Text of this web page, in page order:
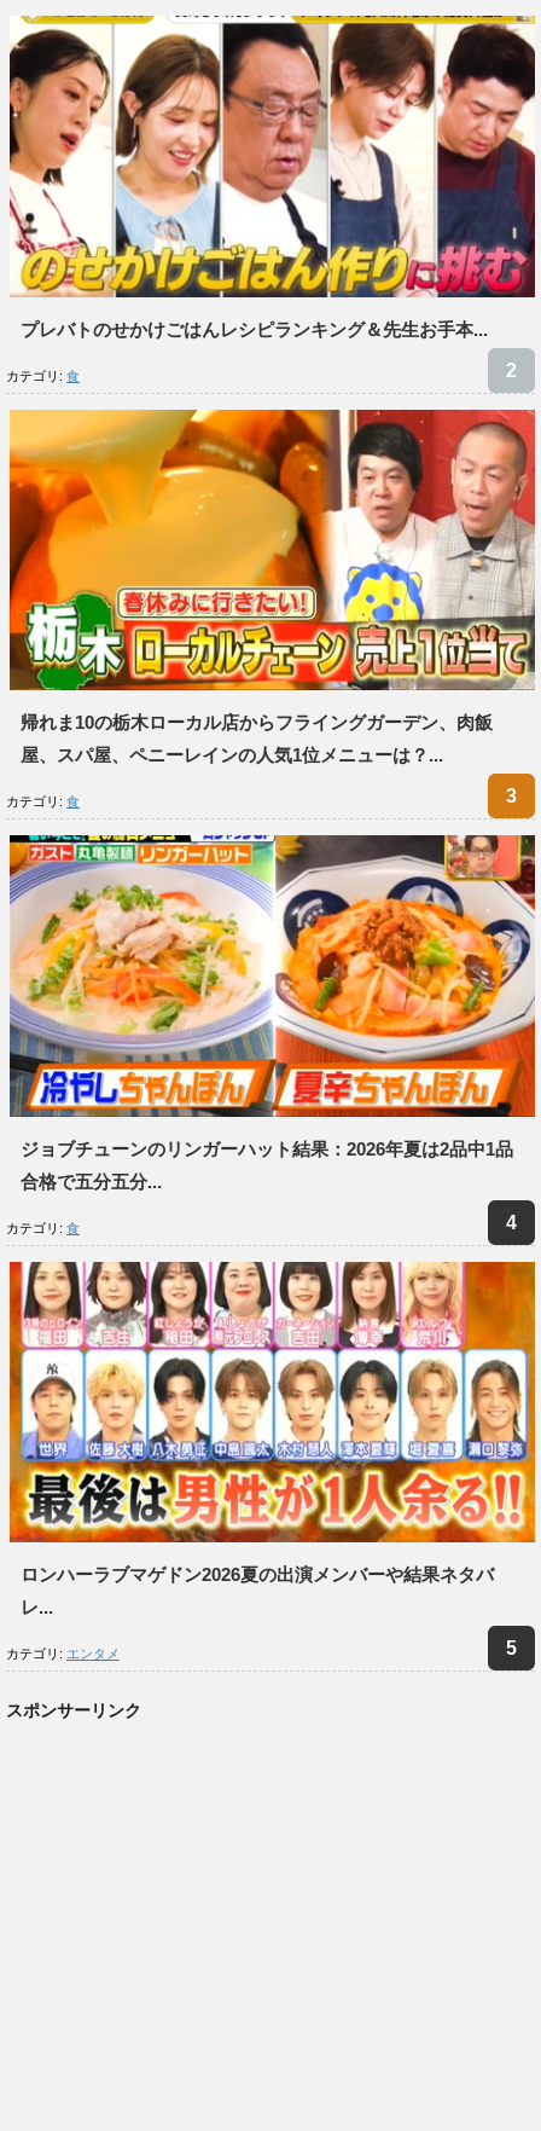
プレバトのせかけごはんレシピランキング＆先生お手本...
カテゴリ: 食
帰れま10の栃木ローカル店からフライングガーデン、肉飯
屋、スパ屋、ペニーレインの人気1位メニューは？...
カテゴリ: 食
ジョブチューンのリンガーハット結果：2026年夏は2品中1品
合格で五分五分...
カテゴリ: 食
ロンハーラブマゲドン2026夏の出演メンバーや結果ネタバ
レ...
カテゴリ: エンタメ
スポンサーリンク